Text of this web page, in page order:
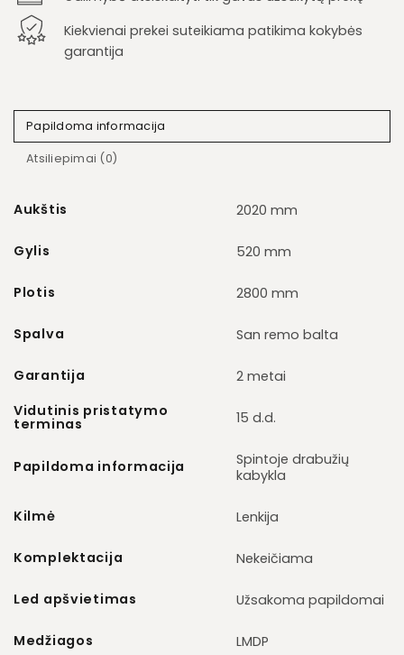
Kiekvienai prekei suteikiama patikima kokybės
garantija
Papildoma informacija
Atsiliepimai (0)
Aukštis 2020 mm
Gylis 520 mm
Plotis 2800 mm
Spalva San remo balta
Garantija
2 metai
Vidutinis pristatymo
terminas 15 d.d.
Papildoma informacija
Spintoje drabužių
kabykla
Kilmė Lenkija
Komplektacija Nekeičiama
Led apšvietimas Užsakoma papildomai
Medžiagos LMDP